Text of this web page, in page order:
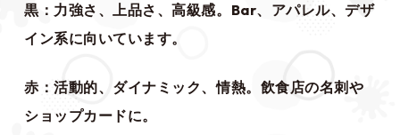
黒：力強さ、上品さ、高級感。Bar、アパレル、デザ
イン系に向いています。
赤：活動的、ダイナミック、情熱。飲食店の名刺や
ショップカードに。